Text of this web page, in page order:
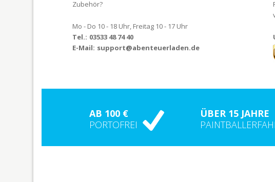
Zubehör?
Mo - Do 10 - 18 Uhr, Freitag 10 - 17 Uhr
Tel.: 03533 48 74 40
E-Mail: support@abenteuerladen.de
AB 100 €
PORTOFREI
ÜBER 15 JAHRE